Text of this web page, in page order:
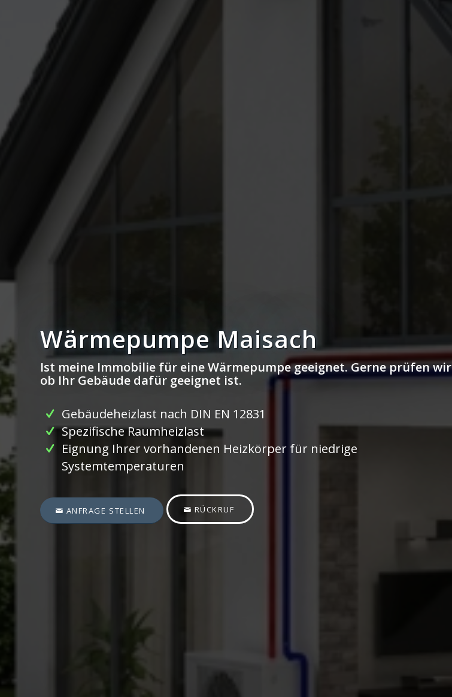
Wärmepumpe Maisach
Ist meine Immobilie für eine Wärmepumpe geeignet. Gerne prüfen wir
ob Ihr Gebäude dafür geeignet ist.
Gebäudeheizlast nach DIN EN 12831
Spezifische Raumheizlast
Eignung Ihrer vorhandenen Heizkörper für niedrige
Systemtemperaturen
ANFRAGE STELLEN RÜCKRUF